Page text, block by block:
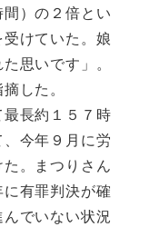
）の２倍とい
けていた。娘
思いです」。
した。
長約１５７時
今年９月に労
。まつりさん
有罪判決が確
でいない状況